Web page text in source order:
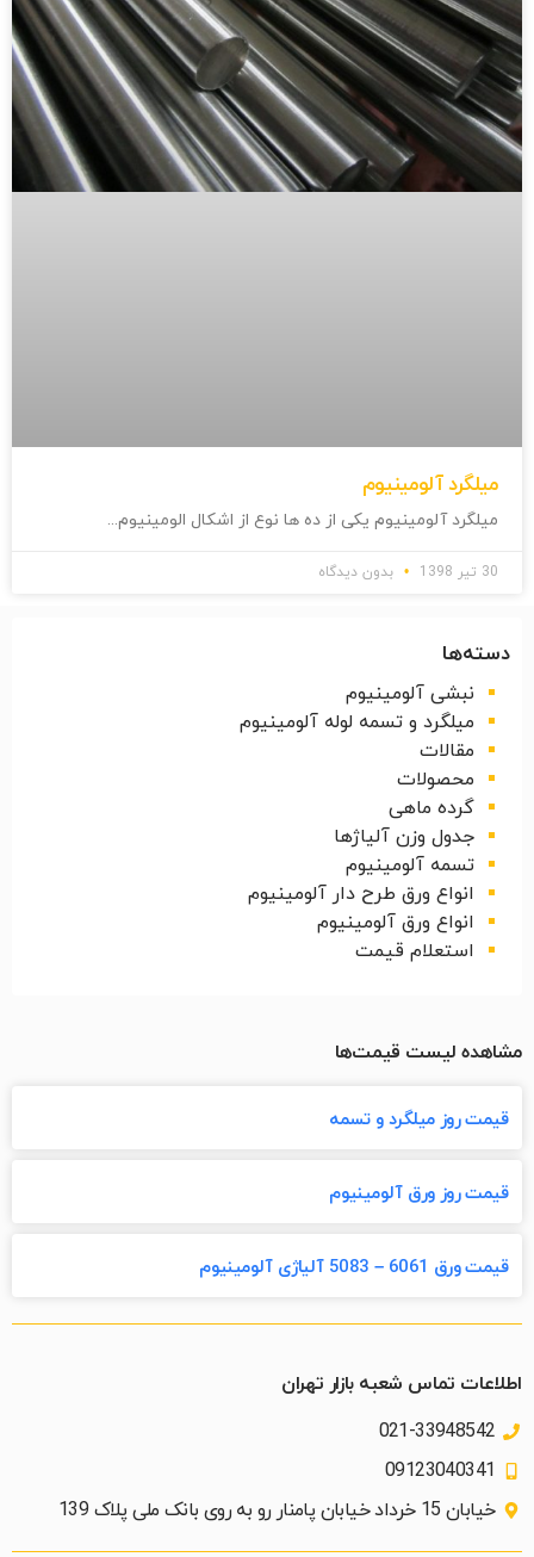
میلگرد آلومینیوم
میلگرد آلومینیوم یکی از ده ها نوع از اشکال الومینیوم
30 تیر 1398 بدون دیدگاه
دسته‌ها
نبشی آلومینیوم
میلگرد و تسمه لوله آلومینیوم
مقالات
محصولات
گرده ماهی
جدول وزن آلیاژها
تسمه آلومینیوم
انواع ورق طرح دار آلومینیوم
انواع ورق آلومینیوم
استعلام قیمت
مشاهده لیست قیمت‌ها
قیمت روز میلگرد و تسمه
قیمت روز ورق آلومینیوم
قیمت ورق 6061 – 5083 آلیاژی آلومینیوم
اطلاعات تماس شعبه بازار تهران
021-33948542
09123040341
خیابان 15 خرداد خیابان پامنار رو به روی بانک ملی پلاک 139​